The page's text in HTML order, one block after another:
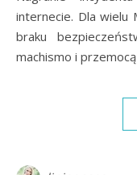
internecie. Dla wielu
braku
machismo i